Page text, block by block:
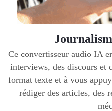
Ce convertisseur audio IA
interviews, des discours et
format texte et à vous
rédiger des articles, des